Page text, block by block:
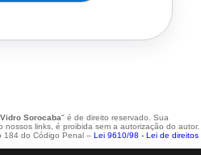
Sorocaba" é de direito reservado. Sua
links, é proibida sem a autorização do autor.
184 do Código Penal – Lei 9610/98 - Lei de direitos